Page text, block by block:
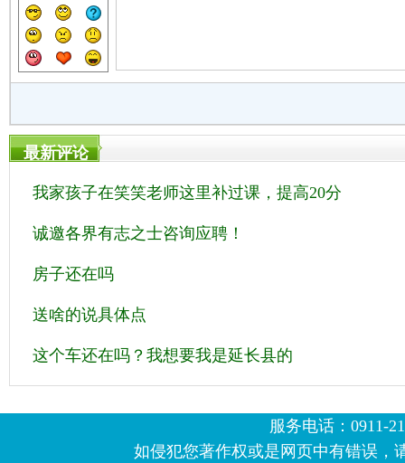
最新评论
我家孩子在笑笑老师这里补过课，提高20分
诚邀各界有志之士咨询应聘！
房子还在吗
送啥的说具体点
这个车还在吗？我想要我是延长县的
服务电话：0911-
如侵犯您著作权或是网页中有错误，